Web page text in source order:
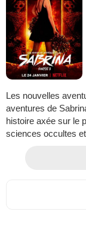
Les nouvelles
aventures de
histoire axée sur le
sciences occultes